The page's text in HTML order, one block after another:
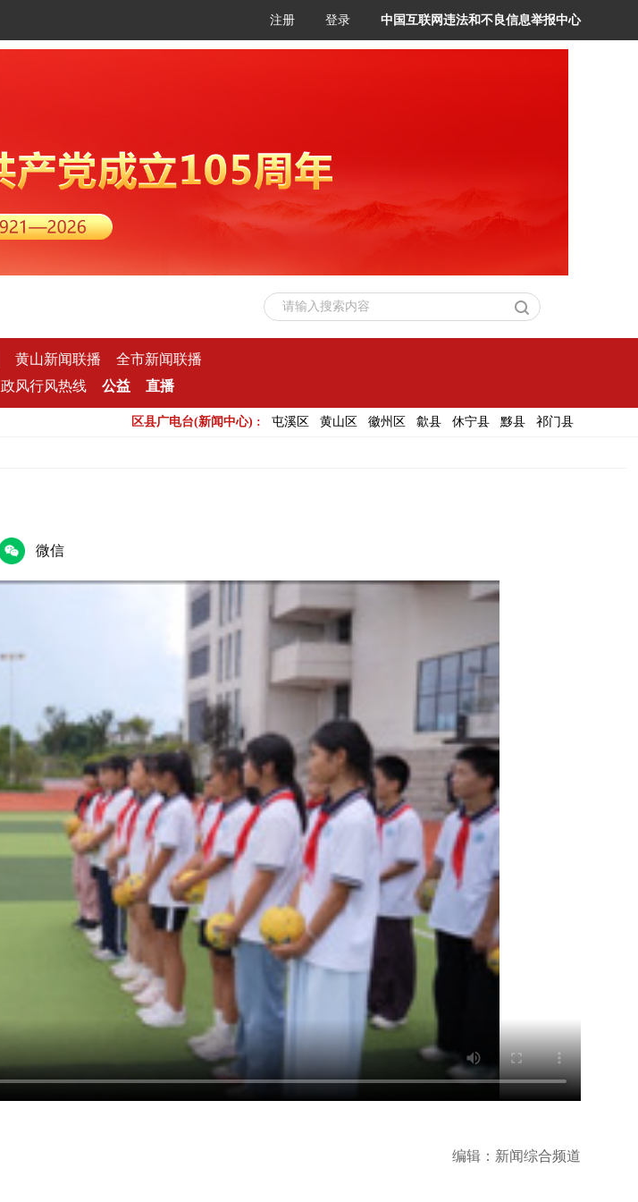
注册 登录 中国互联网违法和不良信息举报中心
请输入搜索内容
黄山新闻联播
全市新闻联播
政风行风热线 公益 直播
区县广电台(新闻中心) : 屯溪区 黄山区 徽州区 歙县 休宁县 黟县 祁门县
微信
编辑：新闻综合频道